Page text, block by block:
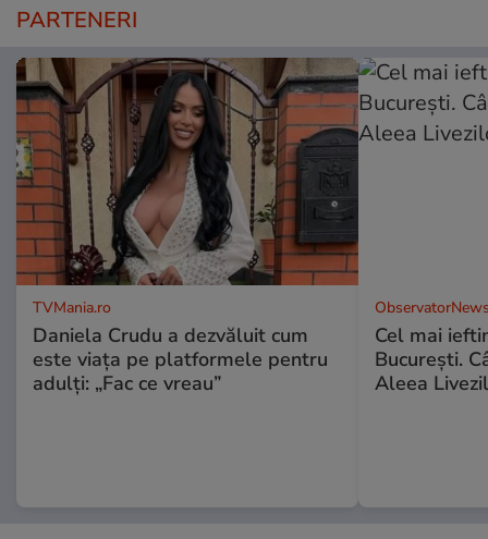
PARTENERI
TVMania.ro
Daniela Crudu a dezvăluit cum
este viața pe platformele pentru
adulți: „Fac ce vreau”
Cel mai
Bucureşti.
Aleea